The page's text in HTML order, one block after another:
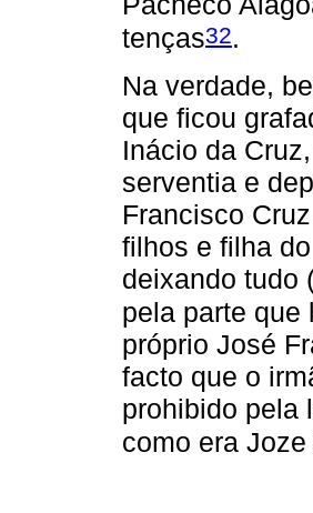
tenças32.
Na verdade,
que ficou
Inácio da
serventia e
Francisco
filhos e filha
deixando tudo
pela parte que
próprio José
facto que o
prohibido pela
como era